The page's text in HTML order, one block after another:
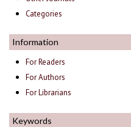
Categories
Information
For Readers
For Authors
For Librarians
Keywords